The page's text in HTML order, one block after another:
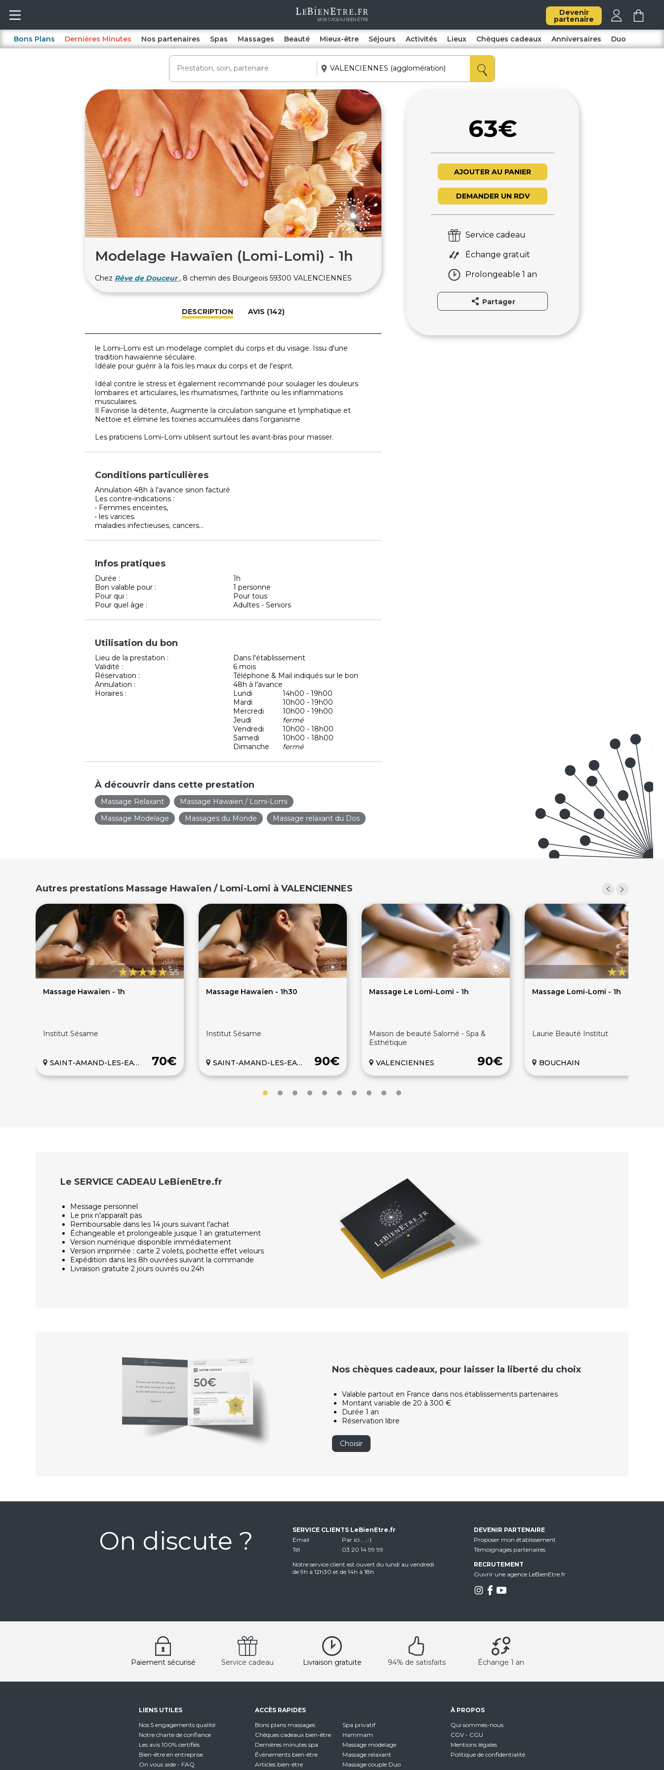
Devenir
partenaire
Bons Plans Dernières Minutes Nos partenaires Spas Massages Beauté Mieux-être Séjours Activités Lieux Chèques cadeaux Anniversaires Duo
Modelage Hawaïen (Lomi-Lomi) - 1h
Chez Rêve de Douceur , 8 chemin des Bourgeois 59300 VALENCIENNES
DESCRIPTION AVIS (142)
le Lomi-Lomi est un modelage complet du corps et du visage. Issu d'une
tradition hawaïenne séculaire.
Idéale pour guérir à la fois les maux du corps et de l'esprit.
Idéal contre le stress et également recommandé pour soulager les douleurs
lombaires et articulaires, les rhumatismes, l'arthrite ou les inflammations
musculaires.
Il Favorise la détente, Augmente la circulation sanguine et lymphatique et
Nettoie et élimine les toxines accumulées dans l’organisme
Les praticiens Lomi-Lomi utilisent surtout les avant-bras pour masser.
Conditions particulières
Annulation 48h à l'avance sinon facturé
Les contre-indications :
• Femmes enceintes,
• les varices.
maladies infectieuses, cancers…
Infos pratiques
Durée :
1h
Bon valable pour :
1 personne
Pour qui :
Pour tous
Pour quel âge :
Adultes - Seniors
Utilisation du bon
Lieu de la prestation :
Dans l'établissement
Validité :
6 mois
Réservation :
Téléphone & Mail indiqués sur le bon
Annulation :
48h à l'avance
Horaires :
Lundi
14h00 - 19h00
Mardi
10h00 - 19h00
Mercredi
10h00 - 19h00
Jeudi
fermé
Vendredi
10h00 - 18h00
Samedi
10h00 - 18h00
Dimanche
fermé
À découvrir dans cette prestation
Massage Relaxant
Massage Hawaïen / Lomi-Lomi
Massage Modelage
Massages du Monde Massage relaxant du Dos
63€
AJOUTER AU PANIER
DEMANDER UN RDV
Service cadeau
Échange gratuit
Prolongeable 1 an
Partager
Autres prestations Massage Hawaïen / Lomi-Lomi à VALENCIENNES
5/5
Massage Hawaïen - 1h
Institut Sésame
70€
SAINT-AMAND-LES-EAUX
Massage Hawaïen - 1h30
Institut Sésame
90€
SAINT-AMAND-LES-EAUX
Massage Le Lomi-Lomi - 1h
Maison de beauté Salomé - Spa &
Esthétique
90€
VALENCIENNES
Massage Lomi-Lomi - 1h
Laurie Beauté Institut
BOUCHAIN
Le SERVICE CADEAU LeBienEtre.fr
Message personnel
Le prix n'apparaît pas
Remboursable dans les 14 jours suivant l'achat
Échangeable et prolongeable jusque 1 an gratuitement
Version numérique disponible immédiatement
Version imprimée : carte 2 volets, pochette effet velours
Expédition dans les 8h ouvrées suivant la commande
Livraison gratuite 2 jours ouvrés ou 24h
Nos chèques cadeaux, pour laisser la liberté du choix
Valable partout en France dans nos établissements partenaires
Montant variable de 20 à 300 €
Durée 1 an
Réservation libre
Choisir
On discute ?
SERVICE CLIENTS LeBienEtre.fr
Email
Par ici... ;-)
Tél
03 20 14 99 99
Notre service client est ouvert du lundi au vendredi
de 9h à 12h30 et de 14h à 18h
DEVENIR PARTENAIRE
Proposer mon établissement
Témoignages partenaires
RECRUTEMENT
Ouvrir une agence LeBienEtre.fr
Paiement sécurisé Service cadeau Livraison gratuite 94% de satisfaits Échange 1 an
LIENS UTILES
Nos 5 engagements qualité
Notre charte de confiance
Les avis 100% certifiés
Bien-être en entreprise
On vous aide - FAQ
ACCÈS RAPIDES
Bons plans massages
Chèques cadeaux bien-être
Dernières minutes spa
Évènements bien-être
Articles bien-être
Spa privatif
Hammam
Massage modelage
Massage relaxant
Massage couple Duo
À PROPOS
Qui sommes-nous
CGV - CGU
Mentions légales
Politique de confidentialité